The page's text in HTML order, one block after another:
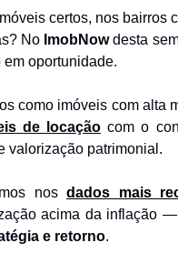
certos, nos bairros
No ImobNow desta
oportunidade.
como imóveis com alta
de locação com o
valorização patrimonial.
nos dados mais
acima da inflação
e retorno.